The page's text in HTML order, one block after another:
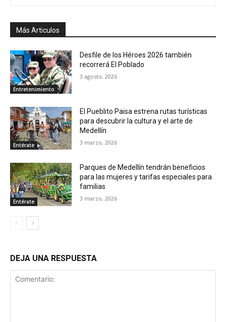
Más Articulos
Entretenimiento
Desfile de los Héroes 2026 también
recorrerá El Poblado
3 agosto, 2026
Entérate
El Pueblito Paisa estrena rutas turísticas
para descubrir la cultura y el arte de
Medellín
3 marzo, 2026
Entérate
Parques de Medellín tendrán beneficios
para las mujeres y tarifas especiales para
familias
3 marzo, 2026
DEJA UNA RESPUESTA